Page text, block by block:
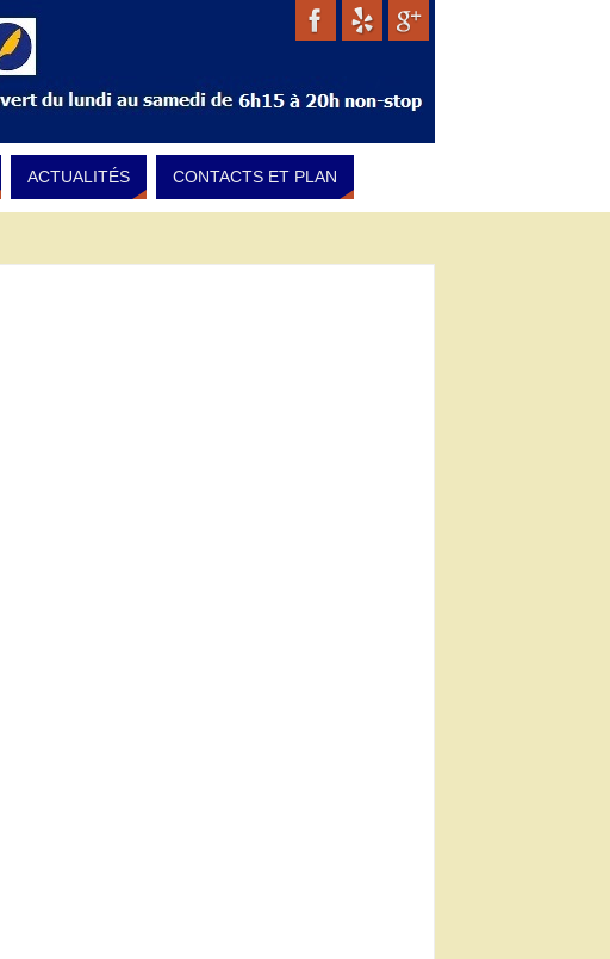
ACTUALITÉS CONTACTS ET PLAN